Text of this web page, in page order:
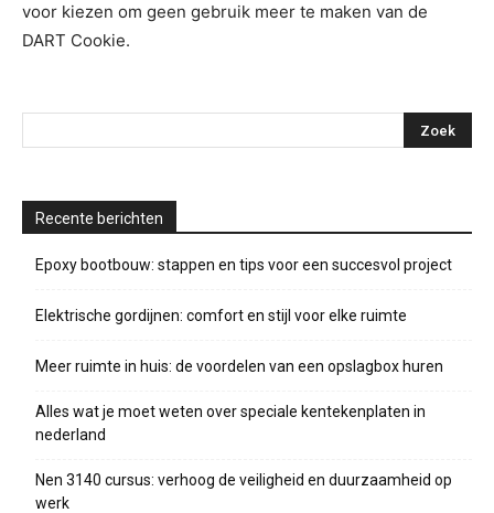
voor kiezen om geen gebruik meer te maken van de
DART Cookie.
Recente berichten
Epoxy bootbouw: stappen en tips voor een succesvol project
Elektrische gordijnen: comfort en stijl voor elke ruimte
Meer ruimte in huis: de voordelen van een opslagbox huren
Alles wat je moet weten over speciale kentekenplaten in
nederland
Nen 3140 cursus: verhoog de veiligheid en duurzaamheid op
werk